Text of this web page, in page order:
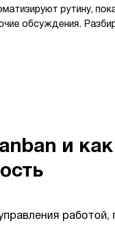
рутину,
обсуждения.
и
работой,